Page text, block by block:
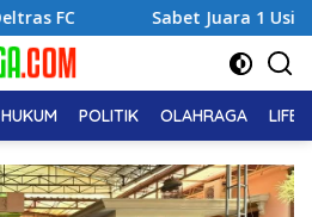
Sabet Juara 1 Usia Dini, Adena
HUKUM POLITIK OLAHRAGA